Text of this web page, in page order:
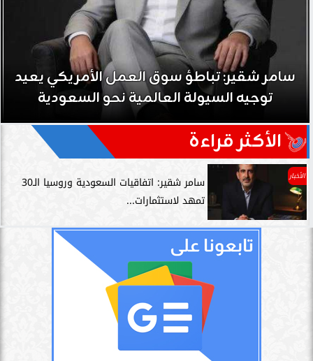
سامر شقير: تباطؤ سوق العمل الأمريكي يعيد
توجيه السيولة العالمية نحو السعودية
الأكثر قراءة
الأخبار
سامر شقير: اتفاقيات السعودية وروسيا الـ30
تمهد لاستثمارات...